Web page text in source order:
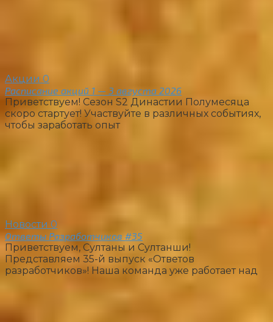
Акции 0
Расписание акций 1 — 3 августа 2026
Приветствуем! Сезон S2 Династии Полумесяца
скоро стартует! Участвуйте в различных событиях,
чтобы заработать опыт
Новости 0
Ответы Разработчиков #35
Приветствуем, Султаны и Султанши!
Представляем 35-й выпуск «Ответов
разработчиков»! Наша команда уже работает над